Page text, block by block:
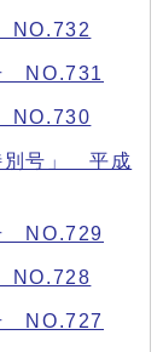
NO.732
NO.731
NO.730
別号」 平成
NO.729
NO.728
NO.727